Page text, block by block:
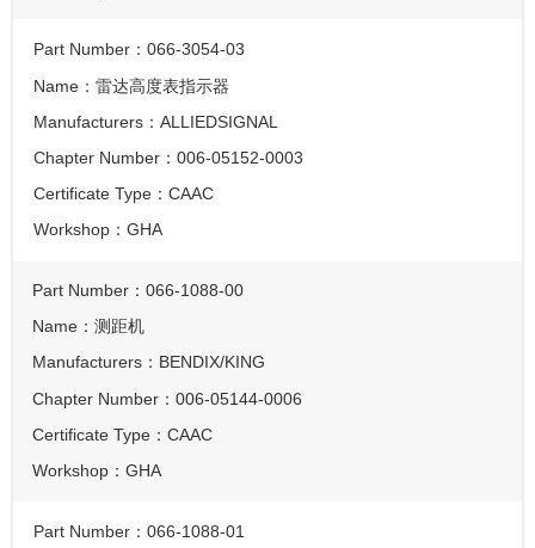
Part Number： 066-3054-03
Name： 雷达高度表指示器
Manufacturers： ALLIEDSIGNAL
Chapter Number： 006-05152-0003
Certificate Type： CAAC
Workshop： GHA
Part Number：066-1088-00
Name：测距机
Manufacturers： BENDIX/KING
Chapter Number：006-05144-0006
Certificate Type：CAAC
Workshop：GHA
Part Number： 066-1088-01